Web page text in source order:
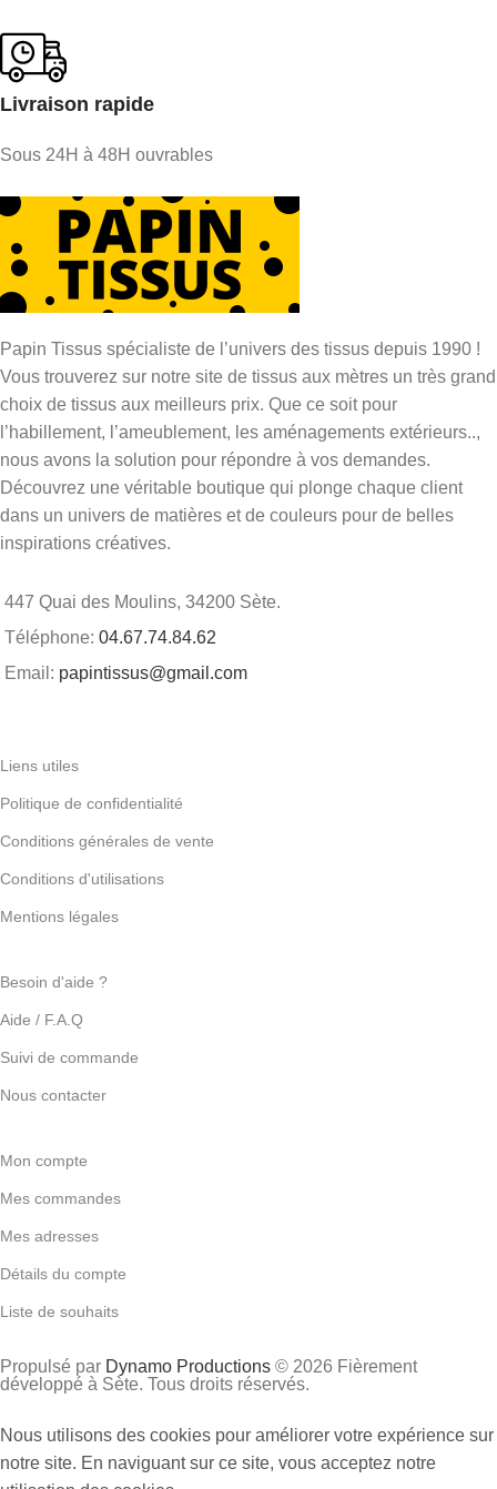
Livraison rapide
Sous 24H à 48H ouvrables
Papin Tissus spécialiste de l’univers des tissus depuis 1990 !
Vous trouverez sur notre site de tissus aux mètres un très grand
choix de tissus aux meilleurs prix. Que ce soit pour
l’habillement, l’ameublement, les aménagements extérieurs..,
nous avons la solution pour répondre à vos demandes.
Découvrez une véritable boutique qui plonge chaque client
dans un univers de matières et de couleurs pour de belles
inspirations créatives.
447 Quai des Moulins, 34200 Sète.
Téléphone: 04.67.74.84.62
Email: papintissus@gmail.com
Liens utiles
Politique de confidentialité
Conditions générales de vente
Conditions d'utilisations
Mentions légales
Besoin d'aide ?
Aide / F.A.Q
Suivi de commande
Nous contacter
Mon compte
Mes commandes
Mes adresses
Détails du compte
Liste de souhaits
Propulsé par Dynamo Productions © 2026 Fièrement
développé à Sète. Tous droits réservés.
Nous utilisons des cookies pour améliorer votre expérience sur
notre site. En naviguant sur ce site, vous acceptez notre